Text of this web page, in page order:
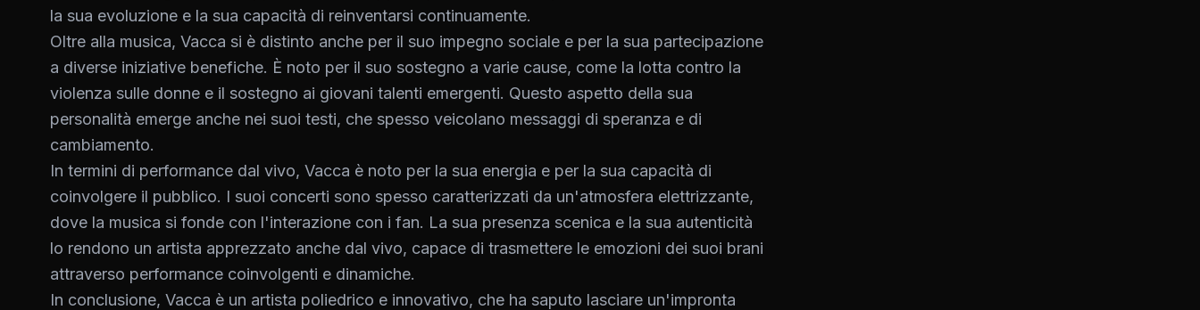
la sua evoluzione e la sua capacità di reinventarsi continuamente.
Oltre alla musica, Vacca si è distinto anche per il suo impegno sociale e per la sua partecipazione
a diverse iniziative benefiche. È noto per il suo sostegno a varie cause, come la lotta contro la
violenza sulle donne e il sostegno ai giovani talenti emergenti. Questo aspetto della sua
personalità emerge anche nei suoi testi, che spesso veicolano messaggi di speranza e di
cambiamento.
In termini di performance dal vivo, Vacca è noto per la sua energia e per la sua capacità di
coinvolgere il pubblico. I suoi concerti sono spesso caratterizzati da un'atmosfera elettrizzante,
dove la musica si fonde con l'interazione con i fan. La sua presenza scenica e la sua autenticità
lo rendono un artista apprezzato anche dal vivo, capace di trasmettere le emozioni dei suoi brani
attraverso performance coinvolgenti e dinamiche.
In conclusione, Vacca è un artista poliedrico e innovativo, che ha saputo lasciare un'impronta